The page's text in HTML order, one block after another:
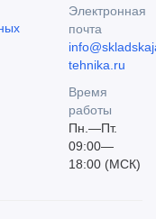
Электронная
почта
tehnika.ru
Время
работы
Пн.—Пт.
09:00—
18:00 (МСК)